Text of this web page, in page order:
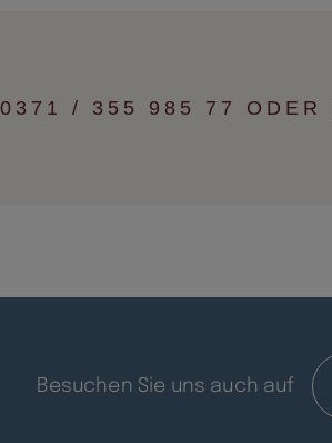
/ 355 985 77 ODER
Besuchen Sie uns auch auf